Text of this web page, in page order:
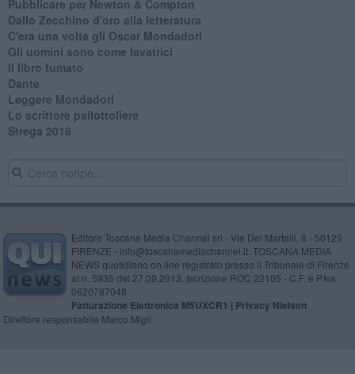
Pubblicare per Newton & Compton
Dallo Zecchino d'oro alla letteratura
C'era una volta gli Oscar Mondadori
Gli uomini sono come lavatrici
Il libro fumato
Dante
Leggere Mondadori
Lo scrittore pallottoliere
Strega 2018
Editore Toscana Media Channel srl - Via Dei Martelli, 8 - 50129
FIRENZE - info@toscanamediachannel.it. TOSCANA MEDIA
NEWS quotidiano on line registrato presso il Tribunale di Firenze
al n. 5935 del 27.09.2013. Iscrizione ROC 22105 - C.F. e P.Iva
0620787048
Fatturazione Elettronica M5UXCR1 | Privacy Nielsen
Direttore responsabile Marco Migli